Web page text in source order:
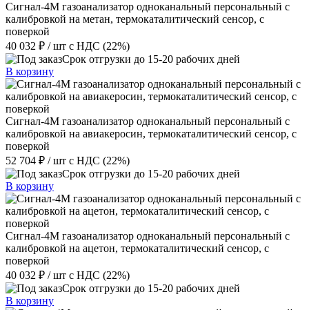
Сигнал-4М газоанализатор одноканальный персональный с
калибровкой на метан, термокаталитический сенсор, с
поверкой
40 032 ₽ / шт с НДС (22%)
Срок отгрузки до 15-20 рабочих дней
В корзину
Сигнал-4М газоанализатор одноканальный персональный с
калибровкой на авиакеросин, термокаталитический сенсор, с
поверкой
52 704 ₽ / шт с НДС (22%)
Срок отгрузки до 15-20 рабочих дней
В корзину
Сигнал-4М газоанализатор одноканальный персональный с
калибровкой на ацетон, термокаталитический сенсор, с
поверкой
40 032 ₽ / шт с НДС (22%)
Срок отгрузки до 15-20 рабочих дней
В корзину